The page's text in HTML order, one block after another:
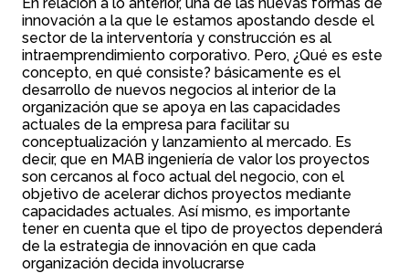
innovación a la que le estamos apostando desde el
sector de la interventoría y construcción es al
intraemprendimiento corporativo. Pero, ¿Qué es este
concepto, en qué consiste? básicamente es el
desarrollo de nuevos negocios al interior de la
organización que se apoya en las capacidades
actuales de la empresa para facilitar su
conceptualización y lanzamiento al mercado. Es
decir, que en MAB ingeniería de valor los proyectos
son cercanos al foco actual del negocio, con el
objetivo de acelerar dichos proyectos mediante
capacidades actuales. Así mismo, es importante
tener en cuenta que el tipo de proyectos dependerá
de la estrategia de innovación en que cada
organización decida involucrarse